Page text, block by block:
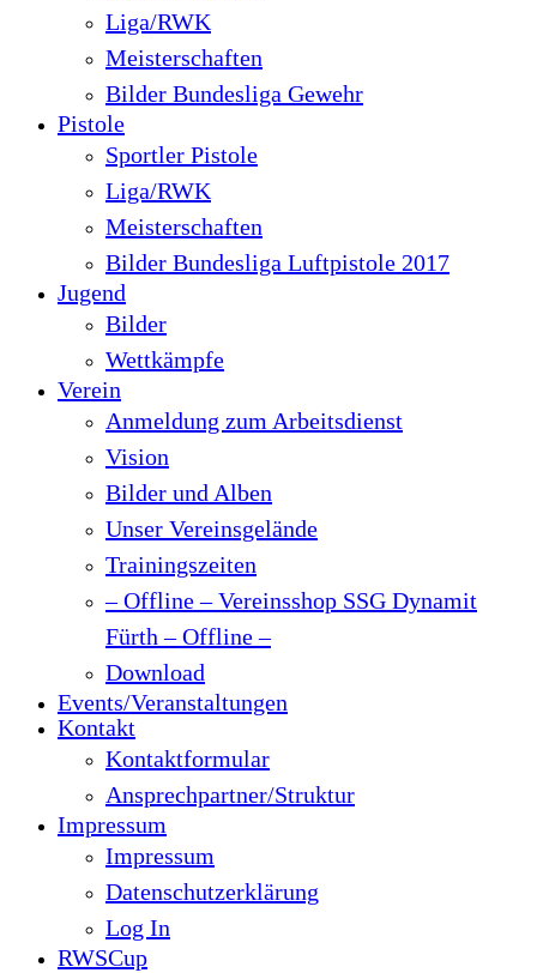
Liga/RWK
Meisterschaften
Bilder Bundesliga Gewehr
Pistole
Sportler Pistole
Liga/RWK
Meisterschaften
Bilder Bundesliga Luftpistole 2017
Jugend
Bilder
Wettkämpfe
Verein
Anmeldung zum Arbeitsdienst
Vision
Bilder und Alben
Unser Vereinsgelände
Trainingszeiten
– Offline – Vereinsshop SSG Dynamit
Fürth – Offline –
Download
Events/Veranstaltungen
Kontakt
Kontaktformular
Ansprechpartner/Struktur
Impressum
Impressum
Datenschutzerklärung
Log In
RWSCup